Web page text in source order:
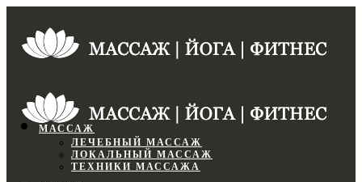
МАССАЖ
ЛЕЧЕБНЫЙ МАССАЖ
ЛОКАЛЬНЫЙ МАССАЖ
ТЕХНИКИ МАССАЖА